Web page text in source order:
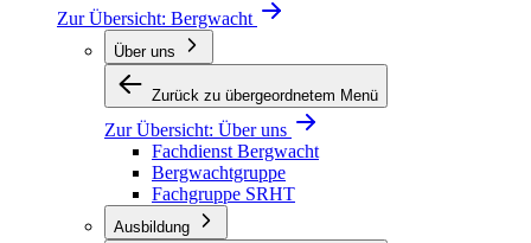
Zur Übersicht: Bergwacht
Über uns
Zurück zu übergeordnetem Menü
Zur Übersicht: Über uns
Fachdienst Bergwacht
Bergwachtgruppe
Fachgruppe SRHT
Ausbildung